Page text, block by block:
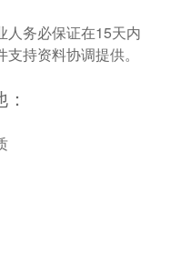
人务必保证在15天内
持资料协调提供。